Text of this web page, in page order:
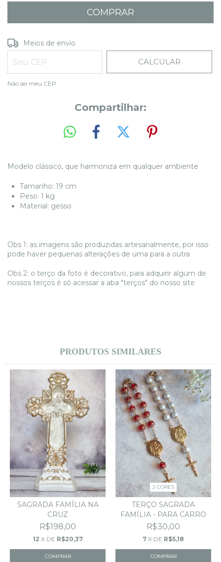
Entregas para o CEP:
Meios de envio
CALCULAR
Não sei meu CEP
Compartilhar:
Modelo clássico, que harmoniza em qualquer ambiente
Tamanho: 19 cm
Peso: 1 kg
Material: gesso
Obs 1: as imagens são produzidas artesanalmente, por isso
pode haver pequenas alterações de uma para a outra
Obs 2: o terço da foto é decorativo, para adquirir algum de
nossos terços é só acessar a aba "terços" do nosso site
PRODUTOS SIMILARES
SAGRADA FAMÍLIA NA
CRUZ
R$198,00
12 X DE R$20,37
2 CORES
TERÇO SAGRADA
FAMÍLIA - PARA CARRO
R$30,00
7 X DE R$5,18
COMPRAR